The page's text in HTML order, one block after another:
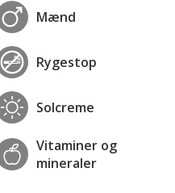
Mænd
Rygestop
Solcreme
Vitaminer og
mineraler